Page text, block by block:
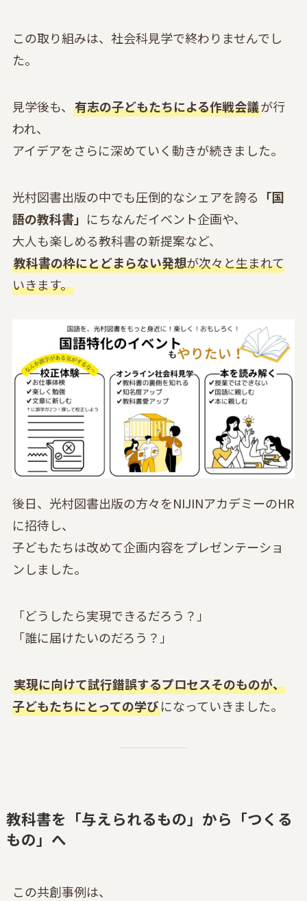
この取り組みは、社会科見学で終わりませんでし
た。
見学後も、 有志の子どもたちによる作戦会議が行
われ、
アイデアをさらに深めていく動きが続きました。
光村図書出版の中でも圧倒的なシェアを誇る 「国
語の教科書」 にちなんだイベント企画や、
大人も楽しめる教科書の新提案など、
教科書の枠にとどまらない発想が次々と生まれて
いきます。
後日、光村図書出版の方々をNIJINアカデミーのHR
に招待し、
子どもたちは改めて企画内容をプレゼンテーショ
ンしました。
「どうしたら実現できるだろう？」
「誰に届けたいのだろう？」
実現に向けて試行錯誤するプロセスそのものが、
子どもたちにとっての学びになっていきました。
教科書を「与えられるもの」から「つくる
もの」へ
この共創事例は、